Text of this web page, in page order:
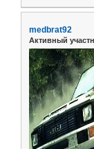
medbrat92
Активный